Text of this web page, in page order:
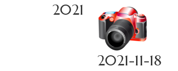
2021
2021-11-18